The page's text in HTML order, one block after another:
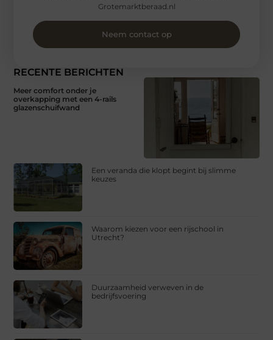
RECENTE BERICHTEN
Meer comfort onder je
overkapping met een 4-rails
glazenschuifwand
Een veranda die klopt begint bij slimme
keuzes
Waarom kiezen voor een rijschool in
Utrecht?
Duurzaamheid verweven in de
bedrijfsvoering
Grotemarktberaad.nl
Neem contact op